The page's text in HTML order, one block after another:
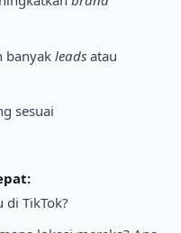
banyak leadsatau
sesuai
di TikTok?